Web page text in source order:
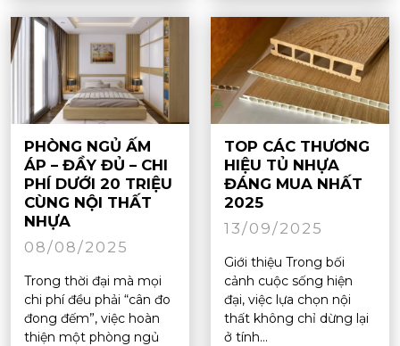
PHÒNG NGỦ ẤM
ÁP – ĐẦY ĐỦ – CHI
PHÍ DƯỚI 20 TRIỆU
CÙNG NỘI THẤT
NHỰA
08/08/2025
Trong thời đại mà mọi
chi phí đều phải “cân đo
đong đếm”, việc hoàn
thiện một phòng ngủ
TOP CÁC THƯƠNG
HIỆU TỦ NHỰA
ĐÁNG MUA NHẤT
2025
13/09/2025
Giới thiệu Trong bối
cảnh cuộc sống hiện
đại, việc lựa chọn nội
thất không chỉ dừng lại
ở tính...